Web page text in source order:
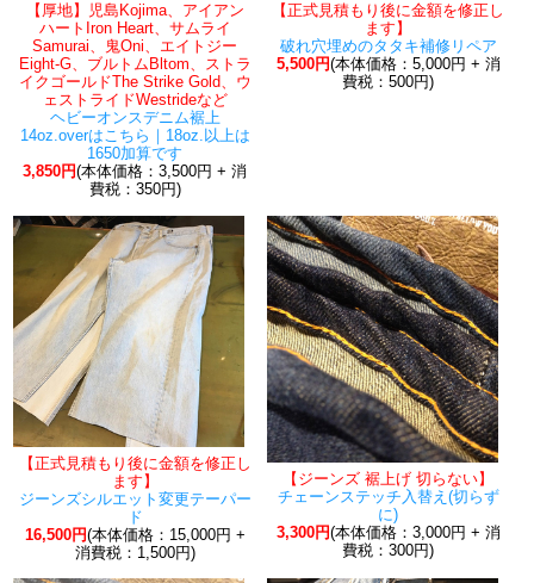
【厚地】児島Kojima、アイアン
ハートIron Heart、サムライ
Samurai、鬼Oni、エイトジー
Eight-G、ブルトムBltom、ストラ
イクゴールドThe Strike Gold、ウ
ェストライドWestrideなど
ヘビーオンスデニム裾上
14oz.overはこちら｜18oz.以上は
1650加算です
3,850円(本体価格：3,500円 + 消
費税：350円)
【正式見積もり後に金額を修正し
ます】
破れ穴埋めのタタキ補修リペア
5,500円(本体価格：5,000円 + 消
費税：500円)
【正式見積もり後に金額を修正し
ます】
ジーンズシルエット変更テーパー
ド
16,500円(本体価格：15,000円 +
消費税：1,500円)
【ジーンズ 裾上げ 切らない】
チェーンステッチ入替え(切らず
に)
3,300円(本体価格：3,000円 + 消
費税：300円)